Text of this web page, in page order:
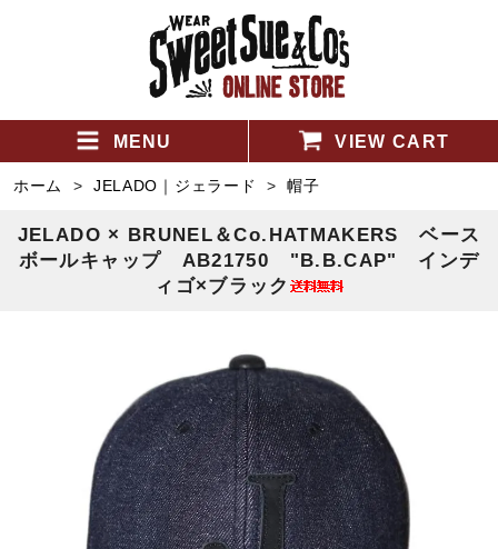
MENU VIEW CART
ホーム > JELADO｜ジェラード >帽子
JELADO × BRUNEL＆Co.HATMAKERS ベース
ボールキャップ AB21750 "B.B.CAP" インデ
ィゴ×ブラック